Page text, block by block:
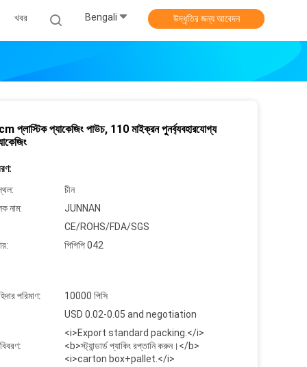
খবর Bengali উদ্ধৃতির জন্য আবেদন
প্লাস্টিক প্যাকেজিং পাউচ, 110 মাইক্রন পুনর্ব্যবহারযোগ্য
চীন
নাম:
JUNNAN
CE/ROHS/FDA/SGS
পিপিপি 042
পরিমাণ:
10000 পিসি
USD 0.02-0.05 and negotiation
<i>Export standard packing.</i>
<b>স্ট্যান্ডার্ড প্যাকিং রপ্তানি করুন।</b>
<i>carton box+pallet.</i>